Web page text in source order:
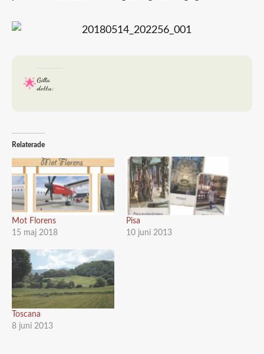
Gilla
detta:
Relaterade
Mot Florens
15 maj 2018
Pisa
10 juni 2013
Toscana
8 juni 2013